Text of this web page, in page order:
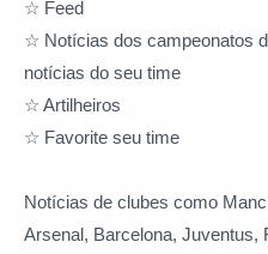
☆ Feed
☆ Notícias dos campeonatos
notícias do seu time
☆ Artilheiros
☆ Favorite seu time
Notícias de clubes como
Arsenal, Barcelona, ​​Juventus,